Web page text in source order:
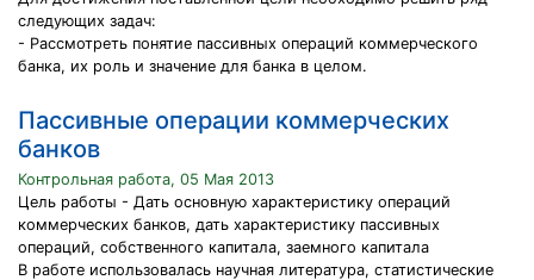
следующих задач:
- Рассмотреть понятие пассивных операций коммерческого
банка, их роль и значение для банка в целом.
Пассивные операции коммерческих
банков
Контрольная работа, 05 Мая 2013
Цель работы - Дать основную характеристику операций
коммерческих банков, дать характеристику пассивных
операций, собственного капитала, заемного капитала
В работе использовалась научная литература, статистические